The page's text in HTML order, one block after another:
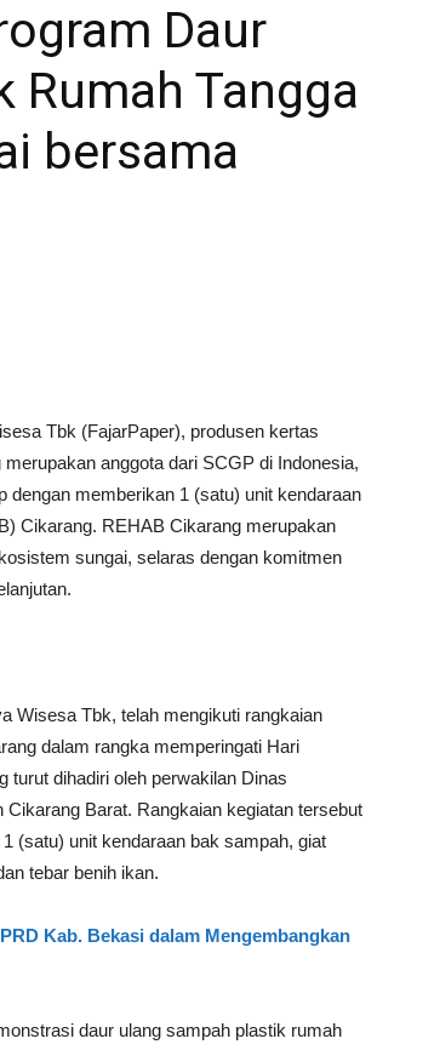
Daur
Rumah Tangga
bersama
Tbk (FajarPaper), produsen kertas
anggota dari SCGP di Indonesia,
dengan memberikan 1 (satu) unit kendaraan
Cikarang. REHAB Cikarang merupakan
sungai, selaras dengan komitmen
Wisesa Tbk, telah mengikuti rangkaian
dalam rangka memperingati Hari
turut dihadiri oleh perwakilan Dinas
Barat. Rangkaian kegiatan tersebut
(satu) unit kendaraan bak sampah, giat
tebar benih ikan.
Kab. Bekasi dalam Mengembangkan
daur ulang sampah plastik rumah